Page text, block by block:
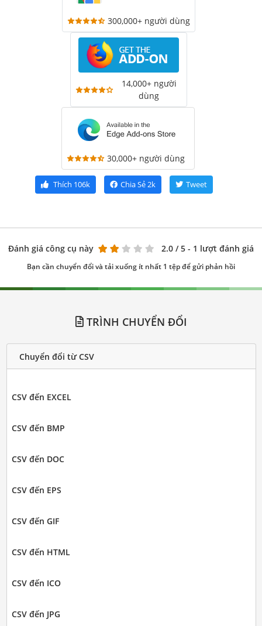
300,000+ người dùng
14,000+ người
dùng
30,000+ người dùng
Thích 106k Chia Sẻ2k Tweet
Đánh giá công cụ này 2.0 / 5 - 1 lượt đánh giá
Bạn cần chuyển đổi và tải xuống ít nhất 1 tệp để gửi phản hồi
TRÌNH CHUYỂN ĐỔI
Chuyển đổi từ CSV
CSV đến EXCEL
CSV đến BMP
CSV đến DOC
CSV đến EPS
CSV đến GIF
CSV đến HTML
CSV đến ICO
CSV đến JPG